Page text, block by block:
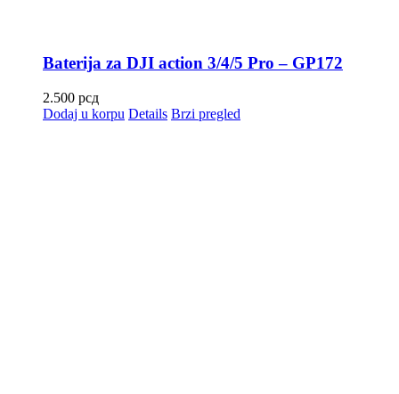
Baterija za DJI action 3/4/5 Pro – GP172
2.500 рсд
Dodaj u korpu Details Brzi pregled